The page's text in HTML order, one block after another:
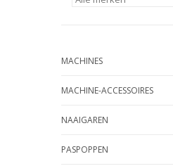
MACHINES
MACHINE-ACCESSOIRES
NAAIGAREN
PASPOPPEN